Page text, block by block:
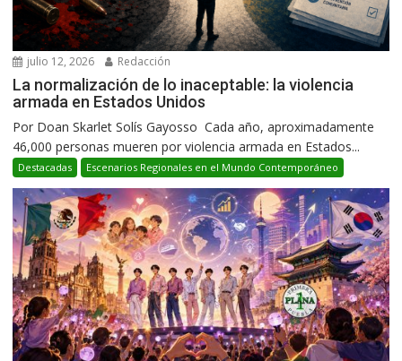
julio 12, 2026 Redacción
La normalización de lo inaceptable: la violencia
armada en Estados Unidos
Por Doan Skarlet Solís Gayosso Cada año, aproximadamente
46,000 personas mueren por violencia armada en Estados...
Destacadas Escenarios Regionales en el Mundo Contemporáneo